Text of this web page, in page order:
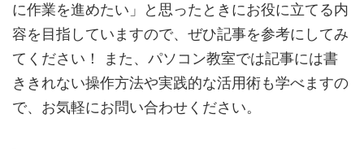
に作業を進めたい」と思ったときにお役に立てる内
容を目指していますので、ぜひ記事を参考にしてみ
てください！ また、パソコン教室では記事には書
ききれない操作方法や実践的な活用術も学べますの
で、お気軽にお問い合わせください。